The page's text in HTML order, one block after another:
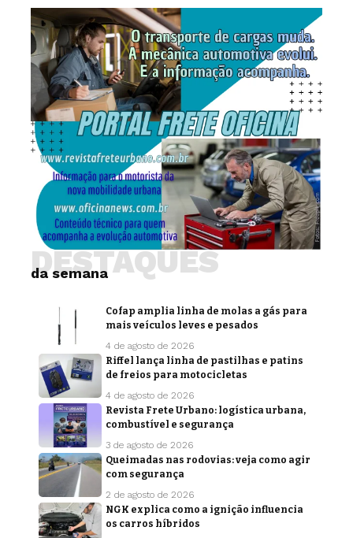
da semana
DESTAQUES
Cofap amplia linha de molas a gás para
mais veículos leves e pesados
4 de agosto de 2026
Riffel lança linha de pastilhas e patins
de freios para motocicletas
4 de agosto de 2026
Revista Frete Urbano: logística urbana,
combustível e segurança
3 de agosto de 2026
Queimadas nas rodovias: veja como agir
com segurança
2 de agosto de 2026
NGK explica como a ignição influencia
os carros híbridos